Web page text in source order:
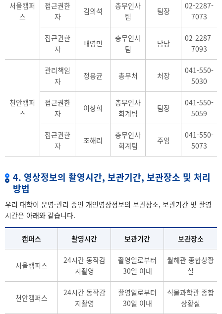
서울캠퍼
스
접근권한
자
김의석
총무인사
팀
팀장
02-2287-
7073
접근권한
자
배영민
총무인사
팀
담당
02-2287-
7093
천안캠퍼
스
관리책임
자
정용균 총무처 처장
041-550-
5030
접근권한
자
이창희
총무인사
회계팀
팀장
041-550-
5059
접근권한
자
조해리
총무인사
회계팀
주임
041-550-
5073
4. 영상정보의 촬영시간, 보관기간, 보관장소 및 처리
방법
우리 대학이 운영·관리 중인 개인영상정보의 보관장소, 보관기간 및 촬영
시간은 아래와 같습니다.
캠퍼스 촬영시간 보관기간 보관장소
서울캠퍼스
24시간 동작감
지촬영
촬영일로부터
30일 이내
월해관 종합상황
실
천안캠퍼스
24시간 동작감
지촬영
촬영일로부터
30일 이내
식물과학관 종합
상황실